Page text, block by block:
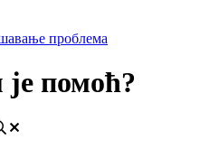
проблема
помоћ?